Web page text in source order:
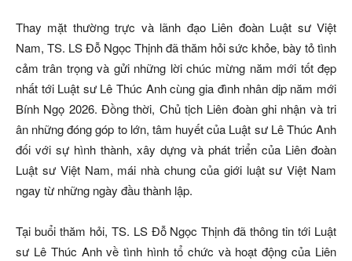
Thay mặt thường trực và lãnh đạo Liên đoàn Luật sư Việt
Nam, TS. LS Đỗ Ngọc Thịnh đã thăm hỏi sức khỏe, bày tỏ tình
cảm trân trọng và gửi những lời chúc mừng năm mới tốt đẹp
nhất tới Luật sư Lê Thúc Anh cùng gia đình nhân dịp năm mới
Bính Ngọ 2026. Đồng thời, Chủ tịch Liên đoàn ghi nhận và tri
ân những đóng góp to lớn, tâm huyết của Luật sư Lê Thúc Anh
đối với sự hình thành, xây dựng và phát triển của Liên đoàn
Luật sư Việt Nam, mái nhà chung của giới luật sư Việt Nam
ngay từ những ngày đầu thành lập.
Tại buổi thăm hỏi, TS. LS Đỗ Ngọc Thịnh đã thông tin tới Luật
sư Lê Thúc Anh về tình hình tổ chức và hoạt động của Liên